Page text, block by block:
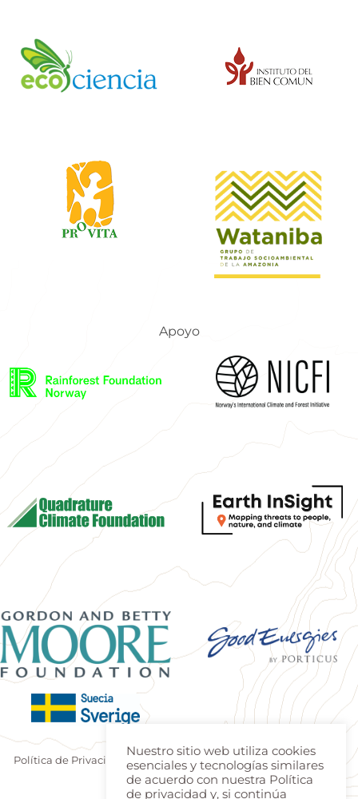
Apoyo
Política de Privacidad Terminos de uso | Produzido por
Teca|Login
Nuestro sitio web utiliza cookies
esenciales y tecnologías similares
de acuerdo con nuestra Política
de privacidad y, si continúa